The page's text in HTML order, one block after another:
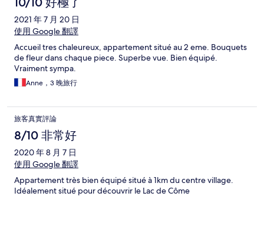
2021 年 7 月 20 日
使用 Google 翻譯
Accueil tres chaleureux, appartement situé au 2 eme. Bouquets
de fleur dans chaque piece. Superbe vue. Bien équipé.
Vraiment sympa.
Anne，3 晚旅行
旅客真實評論
8/10 非常好
2020 年 8 月 7 日
使用 Google 翻譯
Appartement très bien équipé situé à 1km du centre village.
Idéalement situé pour découvrir le Lac de Côme